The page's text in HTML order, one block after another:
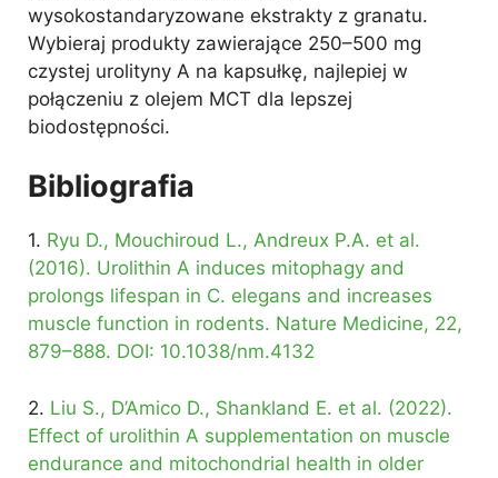
wysokostandaryzowane ekstrakty z granatu.
Wybieraj produkty zawierające 250–500 mg
czystej urolityny A na kapsułkę, najlepiej w
połączeniu z olejem MCT dla lepszej
biodostępności.
Bibliografia
1. Ryu D., Mouchiroud L., Andreux P.A. et al.
(2016). Urolithin A induces mitophagy and
prolongs lifespan in C. elegans and increases
muscle function in rodents. Nature Medicine, 22,
879–888. DOI: 10.1038/nm.4132
2. Liu S., D’Amico D., Shankland E. et al. (2022).
Effect of urolithin A supplementation on muscle
endurance and mitochondrial health in older